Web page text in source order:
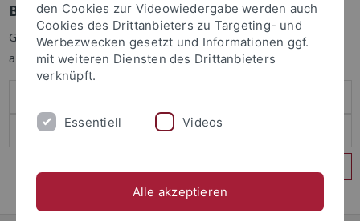
Benutzeranmeldung
Geben Sie Ihren Benutzernamen und Ihr Passwort an um sich
anzumelden:
den Cookies zur Videowiedergabe werden auch
Cookies des Drittanbieters zu Targeting- und
Werbezwecken gesetzt und Informationen ggf.
mit weiteren Diensten des Drittanbieters
verknüpft.
Essentiell Videos
Alle akzeptieren